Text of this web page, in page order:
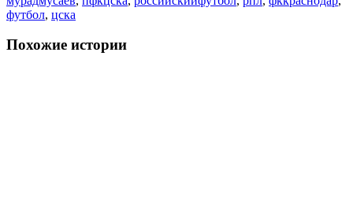
футбол, цска
Похожие истории